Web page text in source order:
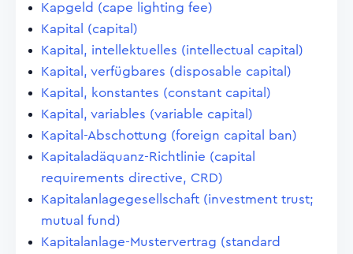
Kapgeld (cape lighting fee)
Kapital (capital)
Kapital, intellektuelles (intellectual capital)
Kapital, verfügbares (disposable capital)
Kapital, konstantes (constant capital)
Kapital, variables (variable capital)
Kapital-Abschottung (foreign capital ban)
Kapitaladäquanz-Richtlinie (capital
requirements directive, CRD)
Kapitalanlagegesellschaft (investment trust;
mutual fund)
Kapitalanlage-Mustervertrag (standard